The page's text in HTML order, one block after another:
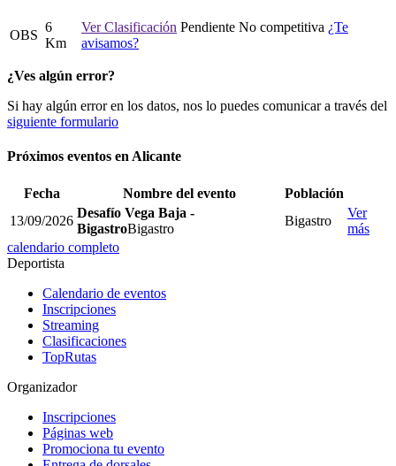
OBS
6
Km
Ver Clasificación Pendiente No competitiva ¿Te
avisamos?
¿Ves algún error?
Si hay algún error en los datos, nos lo puedes comunicar a través del
siguiente formulario
Próximos eventos en Alicante
Fecha Nombre del evento
Población
13/09/2026
Desafío Vega Baja -
BigastroBigastro
Bigastro
Ver
más
calendario completo
Deportista
Calendario de eventos
Inscripciones
Streaming
Clasificaciones
TopRutas
Organizador
Inscripciones
Páginas web
Promociona tu evento